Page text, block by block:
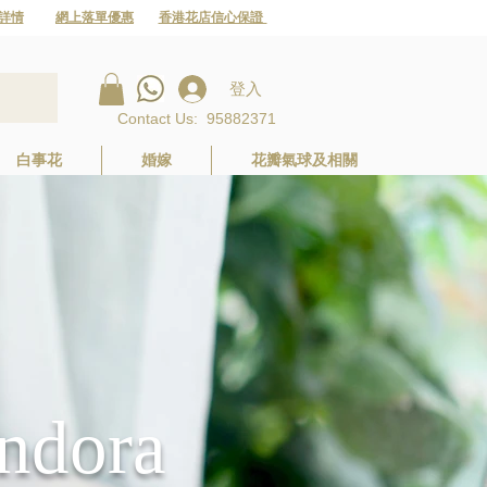
情 網上落單優惠 香港花店信心保證
登入
Contact Us: 95882371
白事花 婚嫁 花瓣氣球及相關